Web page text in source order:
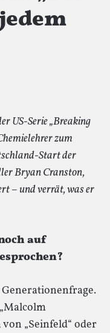
US-Serie „Breaking
zum
Start der
Bryan Cranston,
– und verrät, was er
auf
„Seinfeld“ oder